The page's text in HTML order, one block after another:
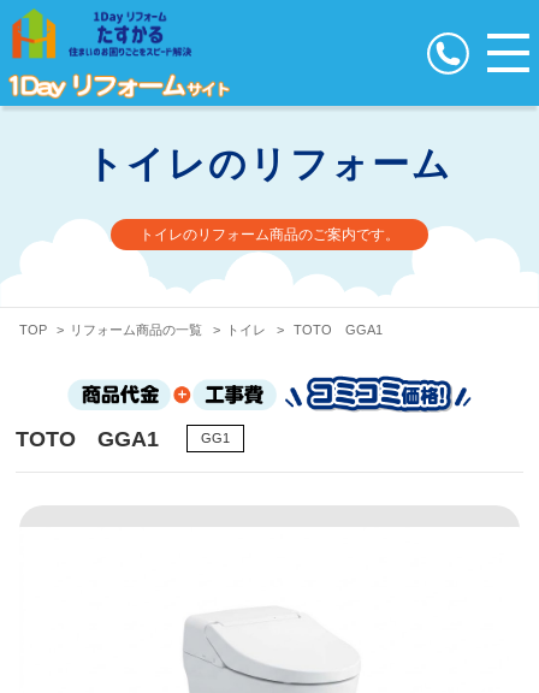
トイレのリフォーム
トイレのリフォーム商品のご案内です。
TOP > リフォーム商品の一覧 > トイレ > TOTO GGA1
TOTO GGA1 GG1